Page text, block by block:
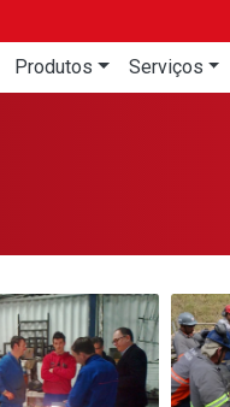
Produtos Serviços